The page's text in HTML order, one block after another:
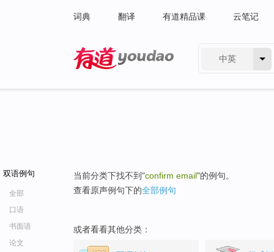
词典 翻译 有道精品课 云笔记
中英
双语例句
全部
口语
书面语
论文
当前分类下找不到"confirm email"的例句。
查看原声例句下的全部例句
或者看看其他分类：